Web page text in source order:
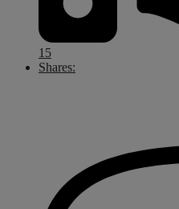
15
Shares: